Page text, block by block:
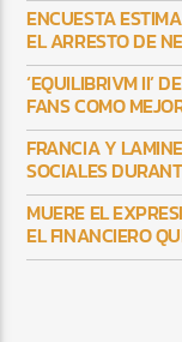
ENCUESTA
EL ARRESTO DE
‘EQUILIBRIVM II’
FANS COMO
FRANCIA Y
SOCIALES
MUERE EL
EL FINANCIERO